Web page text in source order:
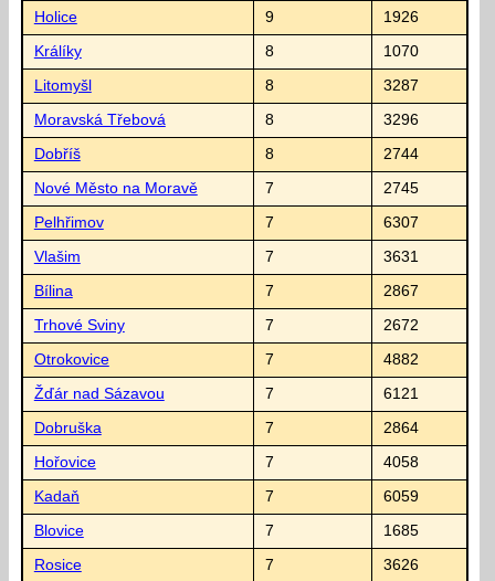
Holice 9 1926
Králíky 8 1070
Litomyšl 8 3287
Moravská Třebová 8 3296
Dobříš 8 2744
Nové Město na Moravě 7 2745
Pelhřimov 7 6307
Vlašim 7 3631
Bílina 7 2867
Trhové Sviny 7 2672
Otrokovice 7 4882
Žďár nad Sázavou 7 6121
Dobruška 7 2864
Hořovice 7 4058
Kadaň 7 6059
Blovice 7 1685
Rosice 7 3626